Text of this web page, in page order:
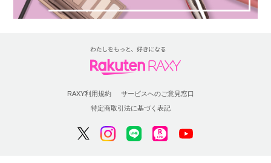
RAXY利用規約
サービスへのご意見窓口
特定商取引法に基づく表記